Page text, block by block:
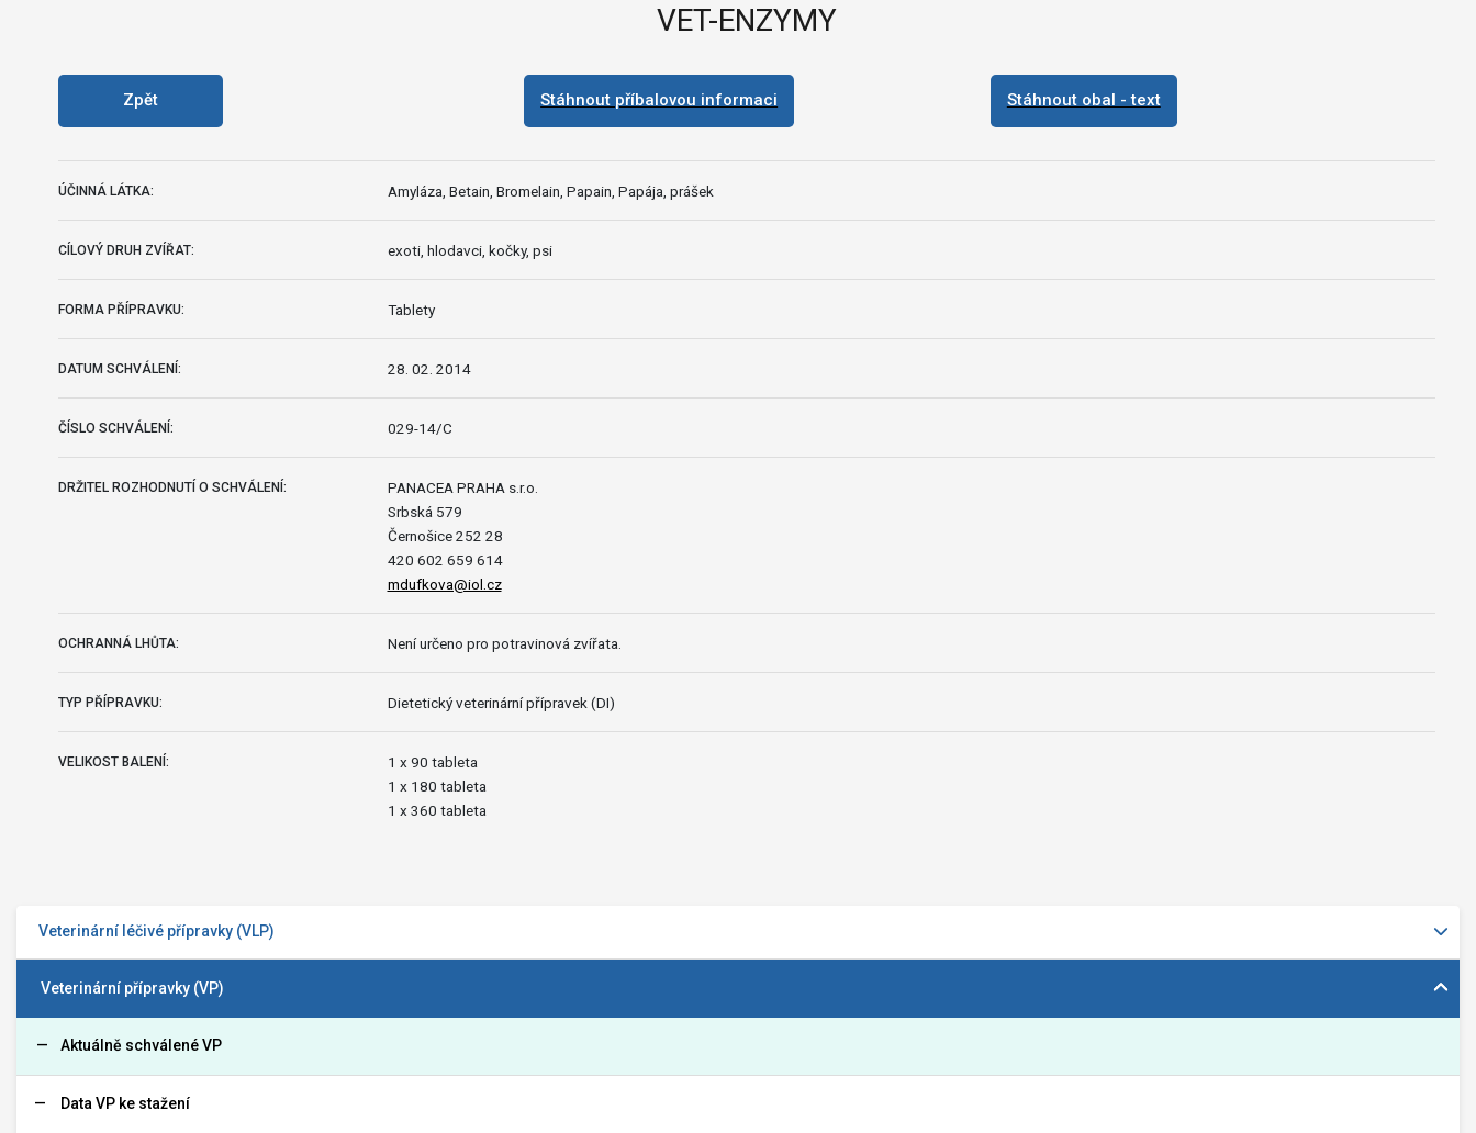
Veterinární léčivé přípravky (VLP)
Veterinární přípravky (VP)
Aktuálně schválené VP
Data VP ke stažení
VET-ENZYMY
Zpět Stáhnout příbalovou informaci Stáhnout obal - text
ÚČINNÁ LÁTKA: Amyláza, Betain, Bromelain, Papain, Papája, prášek
CÍLOVÝ DRUH ZVÍŘAT: exoti, hlodavci, kočky, psi
FORMA PŘÍPRAVKU: Tablety
DATUM SCHVÁLENÍ: 28. 02. 2014
ČÍSLO SCHVÁLENÍ: 029-14/C
DRŽITEL ROZHODNUTÍ O SCHVÁLENÍ:
PANACEA PRAHA s.r.o.
Srbská 579
Černošice 252 28
420 602 659 614
mdufkova@iol.cz
OCHRANNÁ LHŮTA: Není určeno pro potravinová zvířata.
TYP PŘÍPRAVKU: Dietetický veterinární přípravek (DI)
VELIKOST BALENÍ:
1 x 90 tableta
1 x 180 tableta
1 x 360 tableta